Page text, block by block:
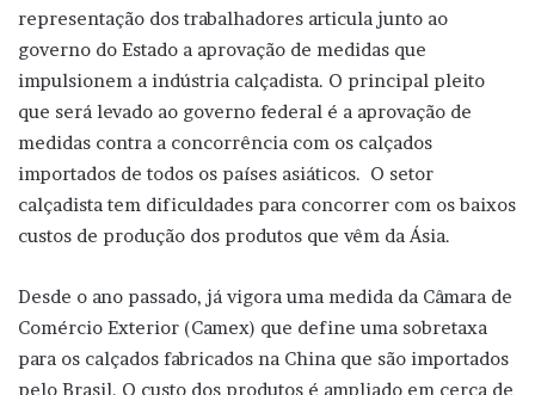
representação dos trabalhadores articula junto ao
governo do Estado a aprovação de medidas que
impulsionem a indústria calçadista. O principal pleito
que será levado ao governo federal é a aprovação de
medidas contra a concorrência com os calçados
importados de todos os países asiáticos. O setor
calçadista tem dificuldades para concorrer com os baixos
custos de produção dos produtos que vêm da Ásia.
Desde o ano passado, já vigora uma medida da Câmara de
Comércio Exterior (Camex) que define uma sobretaxa
para os calçados fabricados na China que são importados
pelo Brasil. O custo dos produtos é ampliado em cerca de